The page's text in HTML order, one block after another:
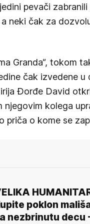
pevači zabranili
neki čak za
Granda“, tokom
čak izvedene u
Đorđe David
njegovim kolega
priča o kome se
poklon
nezbrinutu decu